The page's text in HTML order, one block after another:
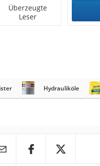
Überzeugte
Leser
Hydrauliköle